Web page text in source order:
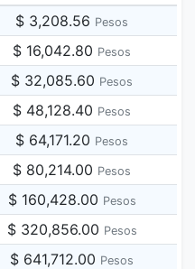
$ 3,208.56 Pesos
$ 16,042.80 Pesos
$ 32,085.60 Pesos
$ 48,128.40 Pesos
$ 64,171.20 Pesos
$ 80,214.00 Pesos
$ 160,428.00 Pesos
$ 320,856.00 Pesos
$ 641,712.00 Pesos